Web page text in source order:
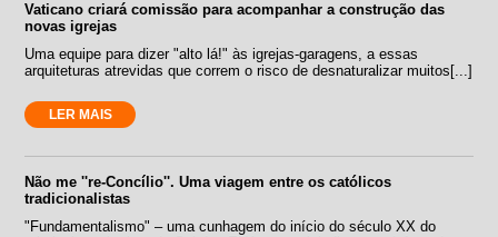
Vaticano criará comissão para acompanhar a construção das
novas igrejas
Uma equipe para dizer "alto lá!" às igrejas-garagens, a essas
arquiteturas atrevidas que correm o risco de desnaturalizar muitos[...]
LER MAIS
Não me ''re-Concílio''. Uma viagem entre os católicos
tradicionalistas
"Fundamentalismo" – uma cunhagem do início do século XX do